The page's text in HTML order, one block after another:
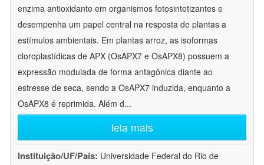
enzima antioxidante em organismos fotosintetizantes e
desempenha um papel central na resposta de plantas a
estímulos ambientais. Em plantas arroz, as isoformas
cloroplastídicas de APX (OsAPX7 e OsAPX8) possuem a
expressão modulada de forma antagônica diante ao
estresse de seca, sendo a OsAPX7 induzida, enquanto a
OsAPX8 é reprimida. Além d...
leia mais
Instituição/UF/País: Universidade Federal do Rio de